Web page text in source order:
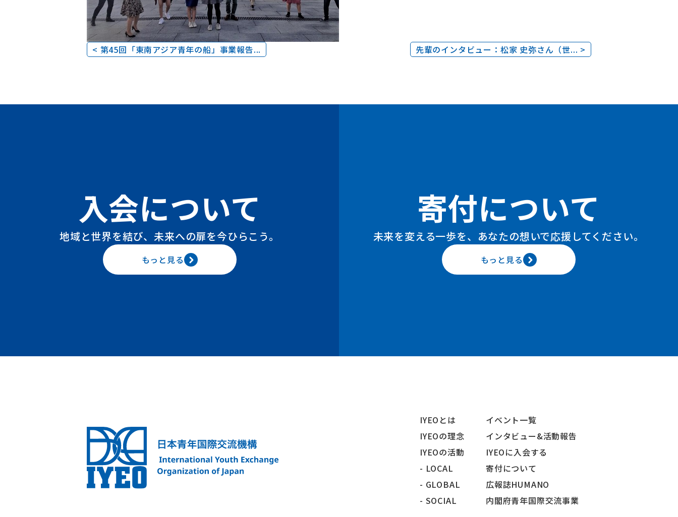
< 第45回「東南アジア青年の船」事業報告... 先輩のインタビュー：松家 史弥さん（世... >
入会について
地域と世界を結び、未来への扉を今ひらこう。
もっと見る
寄付について
未来を変える一歩を、あなたの想いで応援してください。
もっと見る
IYEOとは
イベント一覧
IYEOの理念
インタビュー&活動報告
IYEOの活動
IYEOに入会する
- LOCAL
寄付について
- GLOBAL
広報誌HUMANO
- SOCIAL
内閣府青年国際交流事業